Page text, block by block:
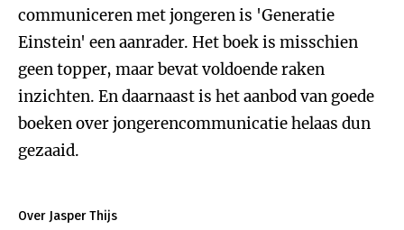
communiceren met jongeren is 'Generatie
Einstein' een aanrader. Het boek is misschien
geen topper, maar bevat voldoende raken
inzichten. En daarnaast is het aanbod van goede
boeken over jongerencommunicatie helaas dun
gezaaid.
Over Jasper Thijs